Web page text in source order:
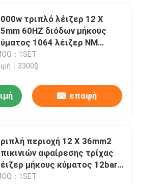
τριπλό λέιζερ 12 X
60HZ διόδων μήκους
1064 λέιζερ NM
τρίχας
：1SET
：3300$
επαφή
περιοχή 12 Χ 36mm2
αφαίρεσης τρίχας
μήκους κύματος 12bars
：1SET